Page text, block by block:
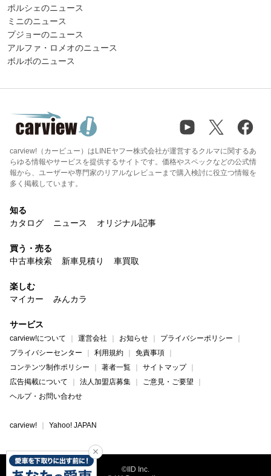
ポルシェのニュース
ミニのニュース
プジョーのニュース
アルファ・ロメオのニュース
ボルボのニュース
carview!（カービュー）はLINEヤフー株式会社が運営するクルマに関するあ
らゆる情報やサービスを提供するサイトです。価格やスペックなどの公式情
報から、ユーザーや専門家のリアルなレビューまで購入検討に役立つ情報を
多く掲載しています。
知る
カタログ
ニュース オリジナル記事
買う・売る
中古車検索
新車見積り 車買取
楽しむ
マイカー
みんカラ
サービス
carview!について 運営会社 お知らせ
プライバシーポリシー
プライバシーセンター
利用規約
免責事項
コンテンツ制作ポリシー
著者一覧
サイトマップ
広告掲載について
法人加盟店募集
ご意見・ご要望
ヘルプ・お問い合わせ
carview! Yahoo! JAPAN
©IID Inc.